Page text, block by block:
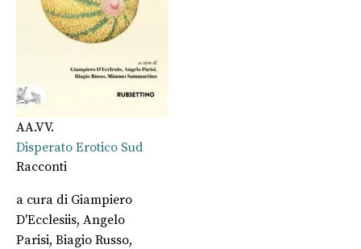
AA.VV.
Disperato Erotico Sud
Racconti
a cura di Giampiero
D'Ecclesiis, Angelo
Parisi, Biagio Russo,